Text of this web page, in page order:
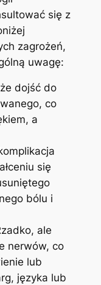
się z
⁢zagrożeń,
uwagę:
dojść do
co
‌a
się
bólu i
ale
nerwów, co
lub
języka lub